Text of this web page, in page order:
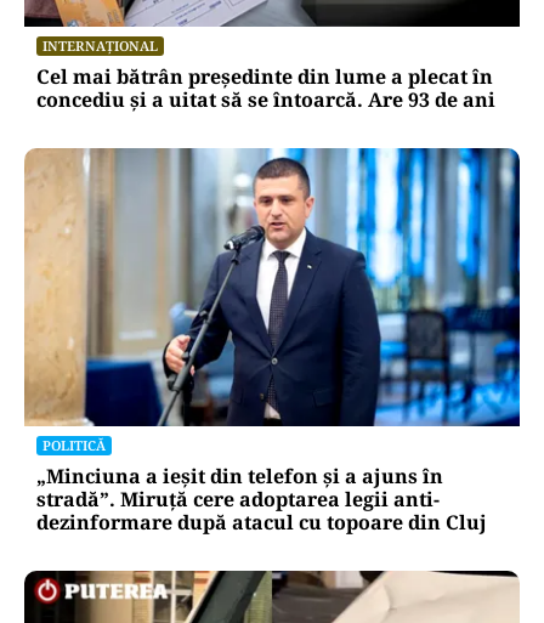
INTERNAȚIONAL
Cel mai bătrân președinte din lume a plecat în
concediu și a uitat să se întoarcă. Are 93 de ani
POLITICĂ
„Minciuna a ieșit din telefon și a ajuns în
stradă”. Miruță cere adoptarea legii anti-
dezinformare după atacul cu topoare din Cluj